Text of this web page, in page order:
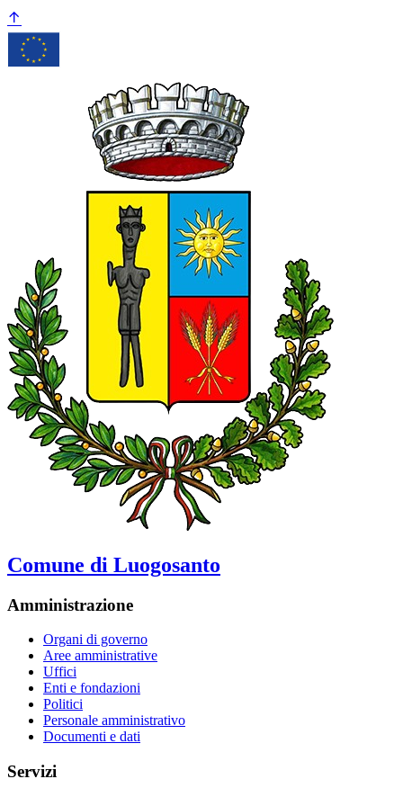
Comune di Luogosanto
Amministrazione
Organi di governo
Aree amministrative
Uffici
Enti e fondazioni
Politici
Personale amministrativo
Documenti e dati
Servizi